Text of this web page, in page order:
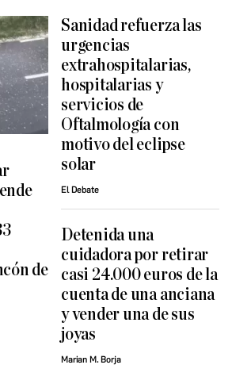
de
Sanidad refuerza las
urgencias
extrahospitalarias,
hospitalarias y
servicios de
Oftalmología con
motivo del eclipse
solar
El Debate
Detenida una
cuidadora por retirar
casi 24.000 euros de la
cuenta de una anciana
y vender una de sus
joyas
Marian M. Borja